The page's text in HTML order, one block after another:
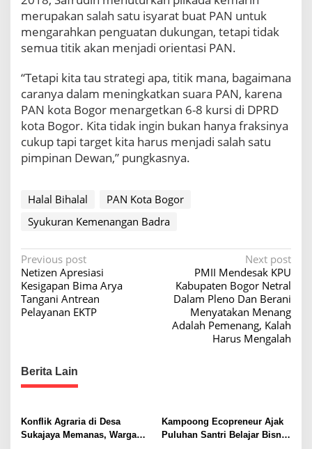
merupakan salah satu isyarat buat PAN untuk
mengarahkan penguatan dukungan, tetapi tidak
semua titik akan menjadi orientasi PAN.
“Tetapi kita tau strategi apa, titik mana, bagaimana
caranya dalam meningkatkan suara PAN, karena
PAN kota Bogor menargetkan 6-8 kursi di DPRD
kota Bogor. Kita tidak ingin bukan hanya fraksinya
cukup tapi target kita harus menjadi salah satu
pimpinan Dewan,” pungkasnya.
Halal Bihalal
PAN Kota Bogor
Syukuran Kemenangan Badra
P
o
s
t
v
g
a
Previous post
Netizen Apresiasi
Kesigapan Bima Arya
Tangani Antrean
Pelayanan EKTP
Next post
PMII Mendesak KPU
Kabupaten Bogor Netral
Dalam Pleno Dan Berani
Menyatakan Menang
Adalah Pemenang, Kalah
Harus Mengalah
Berita Lain
Konflik Agraria di Desa
Sukajaya Memanas, Warga
Kampoong Ecopreneur Ajak
Puluhan Santri Belajar Bisnis